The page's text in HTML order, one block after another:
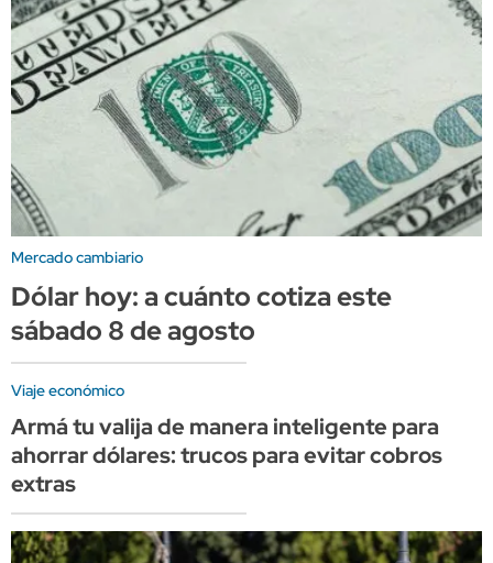
Mercado cambiario
Dólar hoy: a cuánto cotiza este
sábado 8 de agosto
Viaje económico
Armá tu valija de manera inteligente para
ahorrar dólares: trucos para evitar cobros
extras